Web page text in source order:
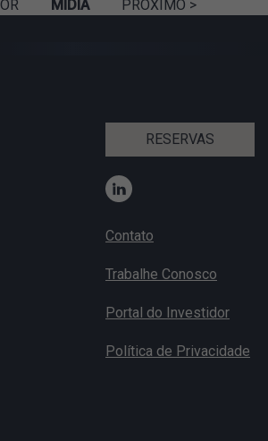
MÍDIA PRÓXIMO >
RESERVAS
Contato
Trabalhe Conosco
Portal do Investidor
Política de Privacidade